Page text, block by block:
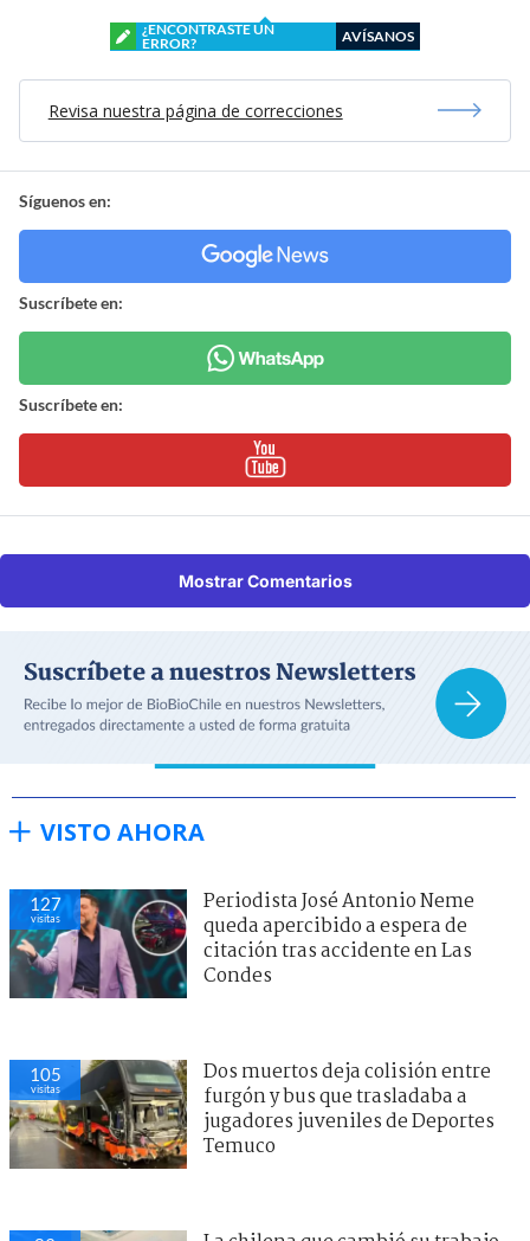
¿ENCONTRASTE UN
ERROR?
AVÍSANOS
Revisa nuestra página de correcciones
Síguenos en:
Suscríbete en:
Suscríbete en:
Mostrar Comentarios
VISTO AHORA
127
visitas
Periodista José Antonio Neme
queda apercibido a espera de
citación tras accidente en Las
Condes
105
visitas
Dos muertos deja colisión entre
furgón y bus que trasladaba a
jugadores juveniles de Deportes
Temuco